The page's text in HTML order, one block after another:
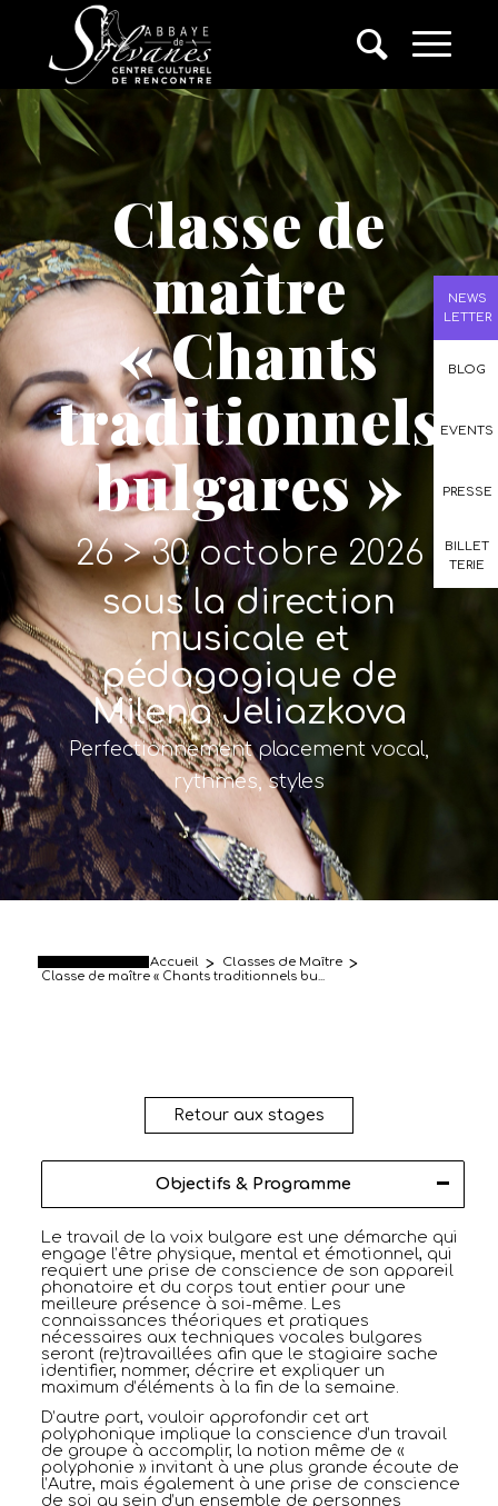
NEWS
LETTER
BLOG
EVENTS
PRESSE
BILLET
TERIE
Classe de
maître
« Chants
traditionnels
bulgares »
26 > 30 octobre 2026
sous la direction
musicale et
pédagogique de
Milena Jeliazkova
Perfectionnement placement vocal,
rythmes, styles
Accueil > Classes de Maître >
Classe de maître « Chants traditionnels bu...
Retour aux stages
Objectifs & Programme
Le travail de la voix bulgare est une démarche qui
engage l’être physique, mental et émotionnel, qui
requiert une prise de conscience de son appareil
phonatoire et du corps tout entier pour une
meilleure présence à soi-même. Les
connaissances théoriques et pratiques
nécessaires aux techniques vocales bulgares
seront (re)travaillées afin que le stagiaire sache
identifier, nommer, décrire et expliquer un
maximum d’éléments à la fin de la semaine.
D’autre part, vouloir approfondir cet art
polyphonique implique la conscience d’un travail
de groupe à accomplir, la notion même de «
polyphonie » invitant à une plus grande écoute de
l’Autre, mais également à une prise de conscience
de soi au sein d’un ensemble de personnes